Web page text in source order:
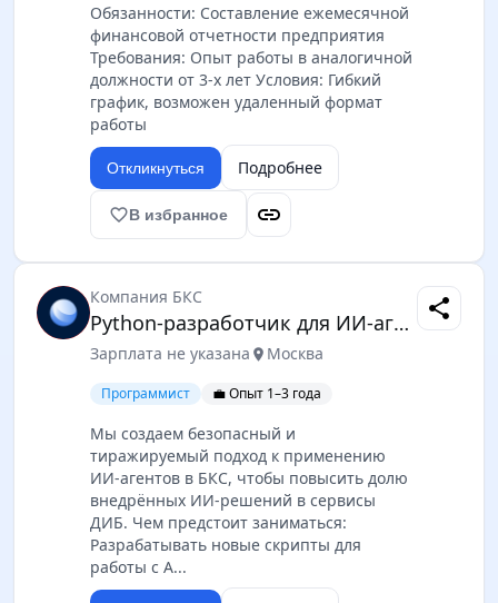
Обязанности: Составление ежемесячной
финансовой отчетности предприятия
Требования: Опыт работы в аналогичной
должности от 3-х лет Условия: Гибкий
график, возможен удаленный формат
работы
Откликнуться Подробнее
favorite_borderВ избранное link
Компания БКС
Python-разработчик для ИИ-агентов (автоматизация и интеграции)
Зарплата не указана location_on Москва
Программист 💼 Опыт 1–3 года
Мы создаем безопасный и
тиражируемый подход к применению
ИИ-агентов в БКС, чтобы повысить долю
внедрённых ИИ-решений в сервисы
ДИБ. Чем предстоит заниматься:
Разрабатывать новые скрипты для
работы с A...
share